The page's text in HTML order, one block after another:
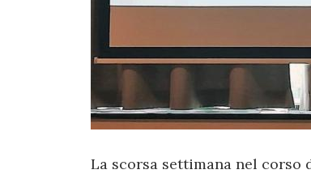
La scorsa settimana nel